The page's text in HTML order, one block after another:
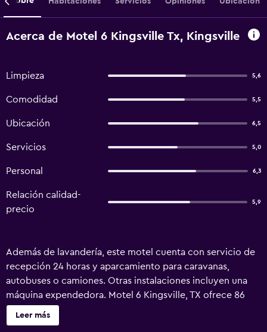
Acerca de Motel 6 Kingsville Tx, Kingsville
Limpieza 5,6
Comodidad 5,5
Ubicación 6,5
Servicios 5,0
Personal 6,3
Relación calidad-
precio
5,9
Además de lavandería, este motel cuenta con servicio de
recepción 24 horas y aparcamiento para caravanas,
autobuses o camiones. Otras instalaciones incluyen una
máquina expendedora. Motel 6 Kingsville, TX ofrece 86
alojamientos con acceso por pasillos exteriores. Se ofrece
televisión por cable. Los baños están equipados con
Leer más